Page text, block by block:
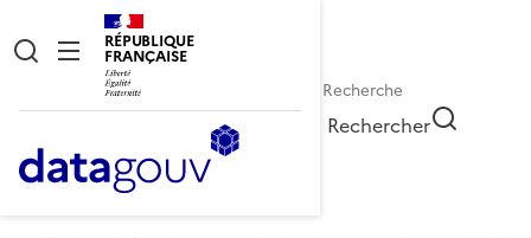
RÉPUBLIQUE
FRANÇAISE
Rechercher